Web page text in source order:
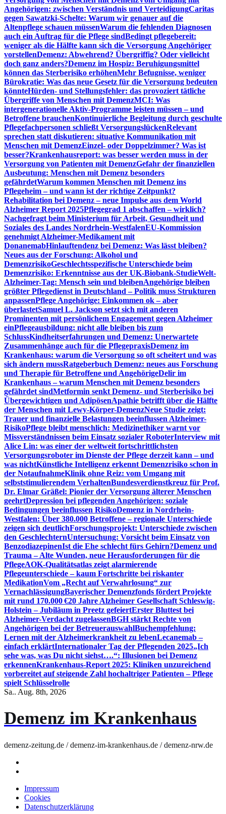
Angehörigen: zwischen Verständnis und VerteidigungCaritas
gegen Sawatzki-Schelte: Warum wir genauer auf die
Altenpflege schauen müssenWarum die fehlenden Diagnosen
auch ein Auftrag für die Pflege sindBedingt pflegebereit:
weniger als die Hälfte kann sich die Versorgung Angehöriger
vorstellenDemenz: Abwehrend? Übergriffig? Oder vielleicht
doch ganz anders?Demenz im Hospiz: Beruhigungsmittel
können das Sterberisiko erhöhenMehr Befugnisse, weniger
Bürokratie: Was das neue Gesetz für die Versorgung bedeuten
könnteHürden- und Stellungsfehler: das provoziert tätliche
Übergriffe von Menschen mit DemenzMCI: Was
intergenerationelle Aktiv-Programme leisten müssen – und
Betroffene brauchenKontinuierliche Begleitung durch geschulte
Pflegefachpersonen schließt VersorgungslückenRelevant
sprechen statt diskutieren: situative Kommunikation mit
Menschen mit DemenzEinzel- oder Doppelzimmer? Was ist
besser?Krankenhausreport: was besser werden muss in der
Versorgung von Patienten mit DemenzGefahr der finanziellen
Ausbeutung: Menschen mit Demenz besonders
gefährdetWarum kommen Menschen mit Demenz ins
Pflegeheim – und wann ist der richtige Zeitpunkt?
Rehabilitation bei Demenz – neue Impulse aus dem World
Alzheimer Report 2025Pflegegrad 1 abschaffen – wirklich?
Nachgefragt beim Ministerium für Arbeit, Gesundheit und
Soziales des Landes Nordrhein-WestfalenEU-Kommission
genehmigt Alzheimer-Medikament mit
DonanemabHinlauftendenz bei Demenz: Was lässt bleiben?
Neues aus der Forschung: Alkohol und
DemenzrisikoGeschlechtsspezifische Unterschiede beim
Demenzrisiko: Erkenntnisse aus der UK-Biobank-StudieWelt-
Alzheimer-Tag: Mensch sein und bleibenAngehörige bleiben
größter Pflegedienst in Deutschland – Politik muss Strukturen
anpassenPflege Angehörige: Einkommen ok – aber
überlastetSamuel L. Jackson setzt sich mit anderen
Prominenten mit persönlichem Engagement gegen Alzheimer
einPflegeausbildung: nicht alle bleiben bis zum
SchlussKindheitserfahrungen und Demenz: Unerwartete
Zusammenhänge auch für die PflegepraxisDemenz im
Krankenhaus: warum die Versorgung so oft scheitert und was
sich ändern mussRatgeberbuch Demenz: neues aus Forschung
und Therapie für Betroffene und AngehörigeDelir im
Krankenhaus – warum Menschen mit Demenz besonders
gefährdet sindMetformin senkt Demenz- und Sterberisiko bei
Übergewichtigen und AdipösenApathie betrifft über die Hälfte
der Menschen mit Lewy-Körper-DemenzNeue Studie zeigt:
Trauer und finanzielle Belastungen beeinflussen Alzheimer-
RisikoPflege bleibt menschlich: Medizinethiker warnt vor
Missverständnissen beim Einsatz sozialer RoboterInterview mit
Alice Lin: was einer der weltweit fortschrittlichsten
Versorgungsroboter im Dienste der Pflege derzeit kann – und
was nichtKünstliche Intelligenz erkennt Demenzrisiko schon in
der NotaufnahmeKlinik ohne Reiz: vom Umgang mit
selbststimulierendem VerhaltenBundesverdienstkreuz für Prof.
Dr. Elmar Gräßel: Pionier der Versorgung älterer Menschen
geehrtDepression bei pflegenden Angehörigen: soziale
Bedingungen beeinflussen RisikoDemenz in Nordrhein-
Westfalen: Über 380.000 Betroffene – regionale Unterschiede
zeigen sich deutlichForschungsprojekt: Unterschiede zwischen
den GeschlechternUntersuchung: Vorsicht beim Einsatz von
BenzodiazepinenIst die Ehe schlecht fürs Gehirn?Demenz und
Trauma – Alte Wunden, neue Herausforderungen für die
PflegeAOK-Qualitätsatlas zeigt alarmierende
Pflegeunterschiede – kaum Fortschritte bei riskanter
MedikationVom „Recht auf Verwahrlosung“ zur
VernachlässigungBayerischer Demenzfonds fördert Projekte
mit rund 170.000 €20 Jahre Alzheimer Gesellschaft Schleswig-
Holstein – Jubiläum in Preetz gefeiertErster Bluttest bei
Alzheimer-Verdacht zugelassenBGH stärkt Rechte von
Angehörigen bei der BetreuerauswahlBuchempfehlung:
Lernen mit der Alzheimerkrankheit zu lebenLecanemab –
einfach erklärtInternationaler Tag der Pflegenden 2025„Ich
sehe was, was Du nicht siehst….“: Illusionen bei Demenz
erkennenKrankenhaus-Report 2025: Kliniken unzureichend
vorbereitet auf steigende Zahl hochaltriger Patienten – Pflege
spielt Schlüsselrolle
Sa.. Aug. 8th, 2026
Demenz im Krankenhaus
demenz-zeitung.de / demenz-im-krankenhaus.de / demenz-nrw.de
Impressum
Cookies
Datenschutzerklärung